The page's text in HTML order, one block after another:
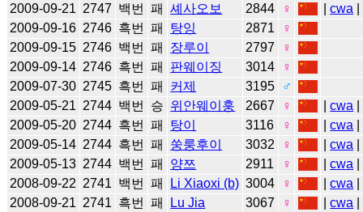
2009-09-21 2747 백번 패 셰사오보 2844 ♀ |cwa
2009-09-16 2746 흑번 패 탕잉 2871
♀
2009-09-15 2746 백번 패 장루이 2797
♀
2009-09-14 2746 흑번 패 판웨이징 3014
♀
2009-07-30 2745 흑번 패 커제 3195
♂
2009-05-21 2744 백번 승 위안웨이훙 2667 ♀ |cwa
2009-05-20 2744 흑번 패 탕이 3116 ♀ |cwa
2009-05-14 2744 흑번 패 쑹룽후이 3032 ♀ |cwa
2009-05-13 2744 백번 패 양쯔 2911 ♀ |cwa
2008-09-22 2741 백번 패 Li Xiaoxi (b) 3004 ♀ |cwa
2008-09-21 2741 흑번 패 Lu Jia 3067 ♀ |cwa